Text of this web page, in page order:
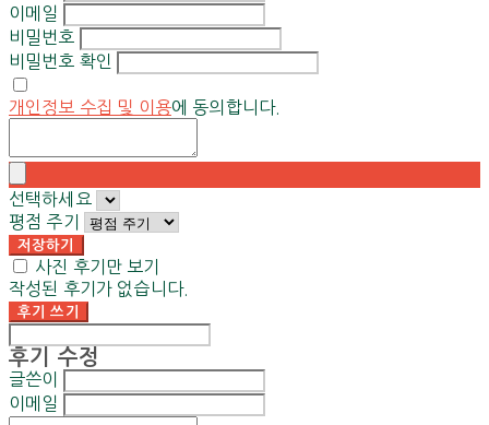
이메일
비밀번호
비밀번호 확인
개인정보 수집 및 이용에 동의합니다.
선택하세요
평점 주기
저장하기
사진 후기만 보기
작성된 후기가 없습니다.
후기 쓰기
후기 수정
글쓴이
이메일